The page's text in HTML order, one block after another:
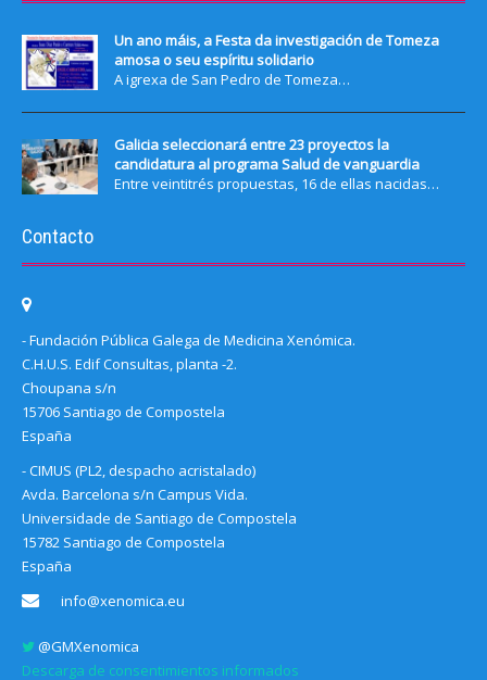
Un ano máis, a Festa da investigación de Tomeza
amosa o seu espíritu solidario
A igrexa de San Pedro de Tomeza…
Galicia seleccionará entre 23 proyectos la
candidatura al programa Salud de vanguardia
Entre veintitrés propuestas, 16 de ellas nacidas…
Contacto
- Fundación Pública Galega de Medicina Xenómica.
C.H.U.S. Edif Consultas, planta -2.
Choupana s/n
15706 Santiago de Compostela
España
- CIMUS (PL2, despacho acristalado)
Avda. Barcelona s/n Campus Vida.
Universidade de Santiago de Compostela
15782 Santiago de Compostela
España
info@xenomica.eu
@GMXenomica
Descarga de consentimientos informados